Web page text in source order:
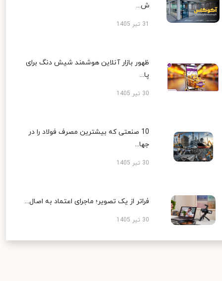
ش...
ظهور بازار آنلاین هوشمند شیش دنگ برای
پا...
30 تیر 1405
10 صنعتی که بیشترین مصرف فولاد را در
جها...
30 تیر 1405
فراتر از یک تصویر؛ ماجرای اعتماد به اصال...
30 تیر 1405